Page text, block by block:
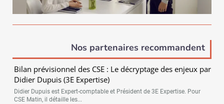
Nos partenaires recommandent
Bilan prévisionnel des CSE : Le décryptage des enjeux par
Didier Dupuis (3E Expertise)
Didier Dupuis est Expert-comptable et Président de 3E Expertise. Pour
CSE Matin, il détaille les...